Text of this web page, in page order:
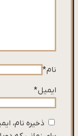
نام*
ایمیل*
ذخیره نام،